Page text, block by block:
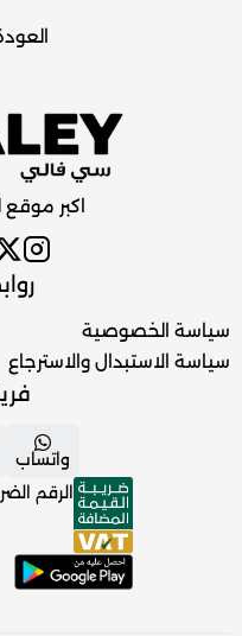
اكبر موقع
سياسة الخصوصية
سياسة الاستبدال والاسترجاع
واتساب
الرقم